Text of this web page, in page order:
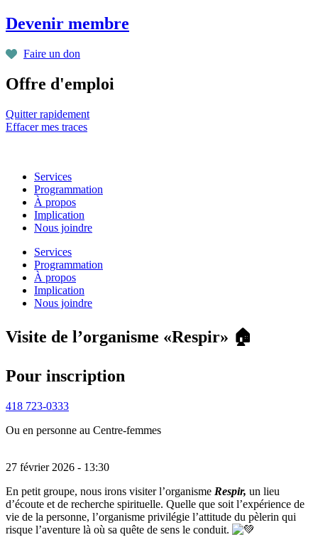
Aller
au
Devenir membre
Faire un don
Offre d'emploi
Quitter rapidement
Effacer mes traces
Services
Programmation
À propos
Implication
Nous joindre
Services
Programmation
À propos
Implication
Nous joindre
Visite de l’organisme «Respir» 🏠
Pour inscription
418 723-0333
Ou en personne au Centre-femmes
27 février 2026 - 13:30
En petit groupe, nous irons visiter l’organisme Respir, un lieu
d’écoute et de recherche spirituelle. Quelle que soit l’expérience de
vie de la personne, l’organisme privilégie l’attitude du pèlerin qui
risque l’aventure là où sa quête de sens le conduit.